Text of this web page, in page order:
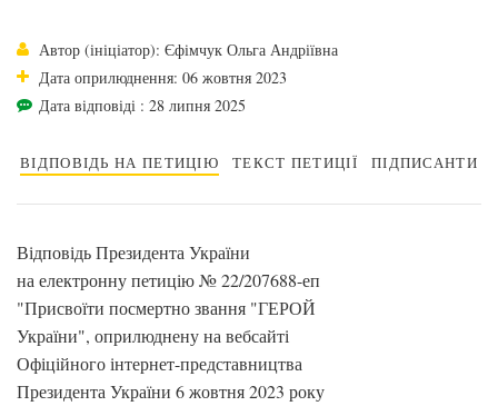
Автор (ініціатор): Єфімчук Ольга Андріївна
Дата оприлюднення: 06 жовтня 2023
Дата відповіді : 28 липня 2025
ВІДПОВІДЬ НА ПЕТИЦІЮ ТЕКСТ ПЕТИЦІЇ ПІДПИСАНТИ
Відповідь Президента України
на електронну петицію № 22/207688-еп
"Присвоїти посмертно звання "ГЕРОЙ
України", оприлюднену на вебсайті
Офіційного інтернет-представництва
Президента України 6 жовтня 2023 року